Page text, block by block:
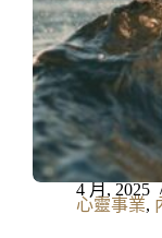
4 月, 2025
心靈事業,